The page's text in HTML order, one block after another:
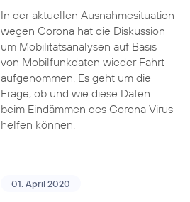
In der aktuellen Ausnahmesituation
wegen Corona hat die Diskussion
um Mobilitätsanalysen auf Basis
von Mobilfunkdaten wieder Fahrt
aufgenommen. Es geht um die
Frage, ob und wie diese Daten
beim Eindämmen des Corona Virus
helfen können.
01. April 2020